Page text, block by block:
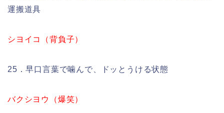
運搬道具
シヨイコ（背負子）
25．早口言葉で噛んで、ドッとうける状態
バクシヨウ（爆笑）